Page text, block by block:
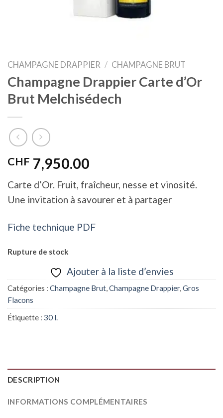
CHAMPAGNE DRAPPIER / CHAMPAGNE BRUT
Champagne Drappier Carte d’Or
Brut Melchisédech
CHF 7,950.00
Carte d’Or. Fruit, fraîcheur, nesse et vinosité.
Une invitation à savourer et à partager
Fiche technique PDF
Rupture de stock
Ajouter à la liste d’envies
Catégories : Champagne Brut,Champagne Drappier,Gros
Flacons
Étiquette : 30 l.
DESCRIPTION
INFORMATIONS COMPLÉMENTAIRES